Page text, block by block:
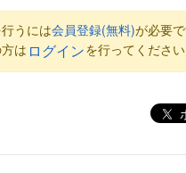
うには会員登録(無料)が必要で
は ログインを行ってください